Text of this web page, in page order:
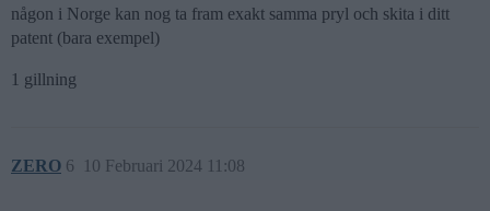
någon i Norge kan nog ta fram exakt samma pryl och skita i ditt
patent (bara exempel)
1 gillning
ZERO 10 Februari 2024 11:08
6